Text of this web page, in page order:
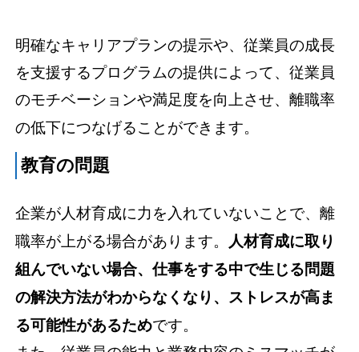
明確なキャリアプランの提示や、従業員の成長
を支援するプログラムの提供によって、従業員
のモチベーションや満足度を向上させ、離職率
の低下につなげることができます。
教育の問題
企業が人材育成に力を入れていないことで、離
職率が上がる場合があります。
人材育成に取り
組んでいない場合、仕事をする中で生じる問題
の解決方法がわからなくなり、ストレスが高ま
る可能性があるためです。